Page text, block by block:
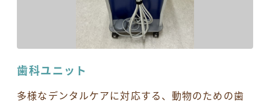
歯科ユニット
多様なデンタルケアに対応する、動物のための歯